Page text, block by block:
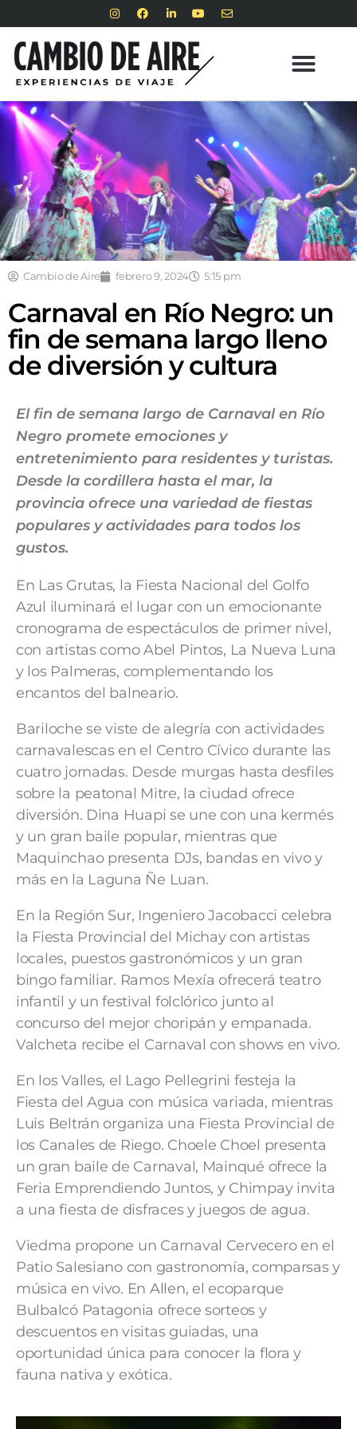
Cambio de Aire febrero 9, 2024 5:15 pm
Carnaval en Río Negro: un
fin de semana largo lleno
de diversión y cultura
El fin de semana largo de Carnaval en Río
Negro promete emociones y
entretenimiento para residentes y turistas.
Desde la cordillera hasta el mar, la
provincia ofrece una variedad de fiestas
populares y actividades para todos los
gustos.
En Las Grutas, la Fiesta Nacional del Golfo
Azul iluminará el lugar con un emocionante
cronograma de espectáculos de primer nivel,
con artistas como Abel Pintos, La Nueva Luna
y los Palmeras, complementando los
encantos del balneario.
Bariloche se viste de alegría con actividades
carnavalescas en el Centro Cívico durante las
cuatro jornadas. Desde murgas hasta desfiles
sobre la peatonal Mitre, la ciudad ofrece
diversión. Dina Huapi se une con una kermés
y un gran baile popular, mientras que
Maquinchao presenta DJs, bandas en vivo y
más en la Laguna Ñe Luan.
En la Región Sur, Ingeniero Jacobacci celebra
la Fiesta Provincial del Michay con artistas
locales, puestos gastronómicos y un gran
bingo familiar. Ramos Mexía ofrecerá teatro
infantil y un festival folclórico junto al
concurso del mejor choripán y empanada.
Valcheta recibe el Carnaval con shows en vivo.
En los Valles, el Lago Pellegrini festeja la
Fiesta del Agua con música variada, mientras
Luis Beltrán organiza una Fiesta Provincial de
los Canales de Riego. Choele Choel presenta
un gran baile de Carnaval, Mainqué ofrece la
Feria Emprendiendo Juntos, y Chimpay invita
a una fiesta de disfraces y juegos de agua.
Viedma propone un Carnaval Cervecero en el
Patio Salesiano con gastronomía, comparsas y
música en vivo. En Allen, el ecoparque
Bulbalcó Patagonia ofrece sorteos y
descuentos en visitas guiadas, una
oportunidad única para conocer la flora y
fauna nativa y exótica.